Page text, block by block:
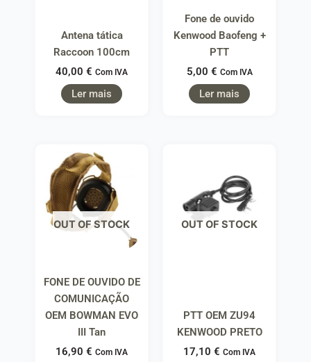
Antena tática
Raccoon 100cm
40,00 € Com IVA
Ler mais
Fone de ouvido
Kenwood Baofeng +
PTT
5,00 € Com IVA
Ler mais
OUT OF STOCK
FONE DE OUVIDO DE
COMUNICAÇÃO
OEM BOWMAN EVO
III Tan
16,90 € Com IVA
OUT OF STOCK
PTT OEM ZU94
KENWOOD PRETO
17,10 € Com IVA